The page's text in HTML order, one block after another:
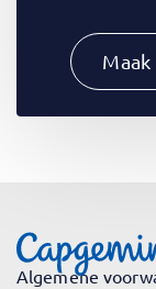
Algemene